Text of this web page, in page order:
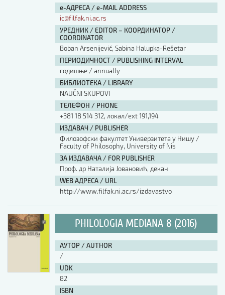
е-АДРЕСА / e-MAIL ADDRESS
ic@filfak.ni.ac.rs
УРЕДНИК / EDITOR – КООРДИНАТОР /
COORDINATOR
Boban Arsenijević, Sabina Halupka-Rešetar
ПЕРИОДИЧНОСТ / PUBLISHING INTERVAL
годишње / annually
БИБЛИОТЕКА / LIBRARY
NAUČNI SKUPOVI
ТЕЛЕФОН / PHONE
+381 18 514 312, локал/ext 191,194
ИЗДАВАЧ / PUBLISHER
Филозофски факултет Универзитета у Нишу /
Faculty of Philosophy, University of Nis
ЗА ИЗДАВАЧА / FOR PUBLISHER
Проф. др Наталија Јовановић, декан
WEB АДРЕСА / URL
http://www.filfak.ni.ac.rs/izdavastvo
PHILOLOGIA MEDIANA 8 (2016)
АУТОР / AUTHOR
/
UDK
82
ISBN